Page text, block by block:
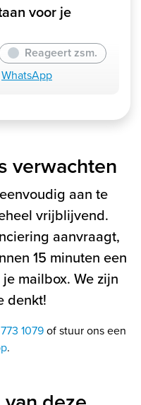
voor je
Reageert zsm.
WhatsApp
verwachten
aan te
vrijblijvend.
aanvraagt,
15 minuten een
mailbox. We zijn
denkt!
1079of stuur ons een
.